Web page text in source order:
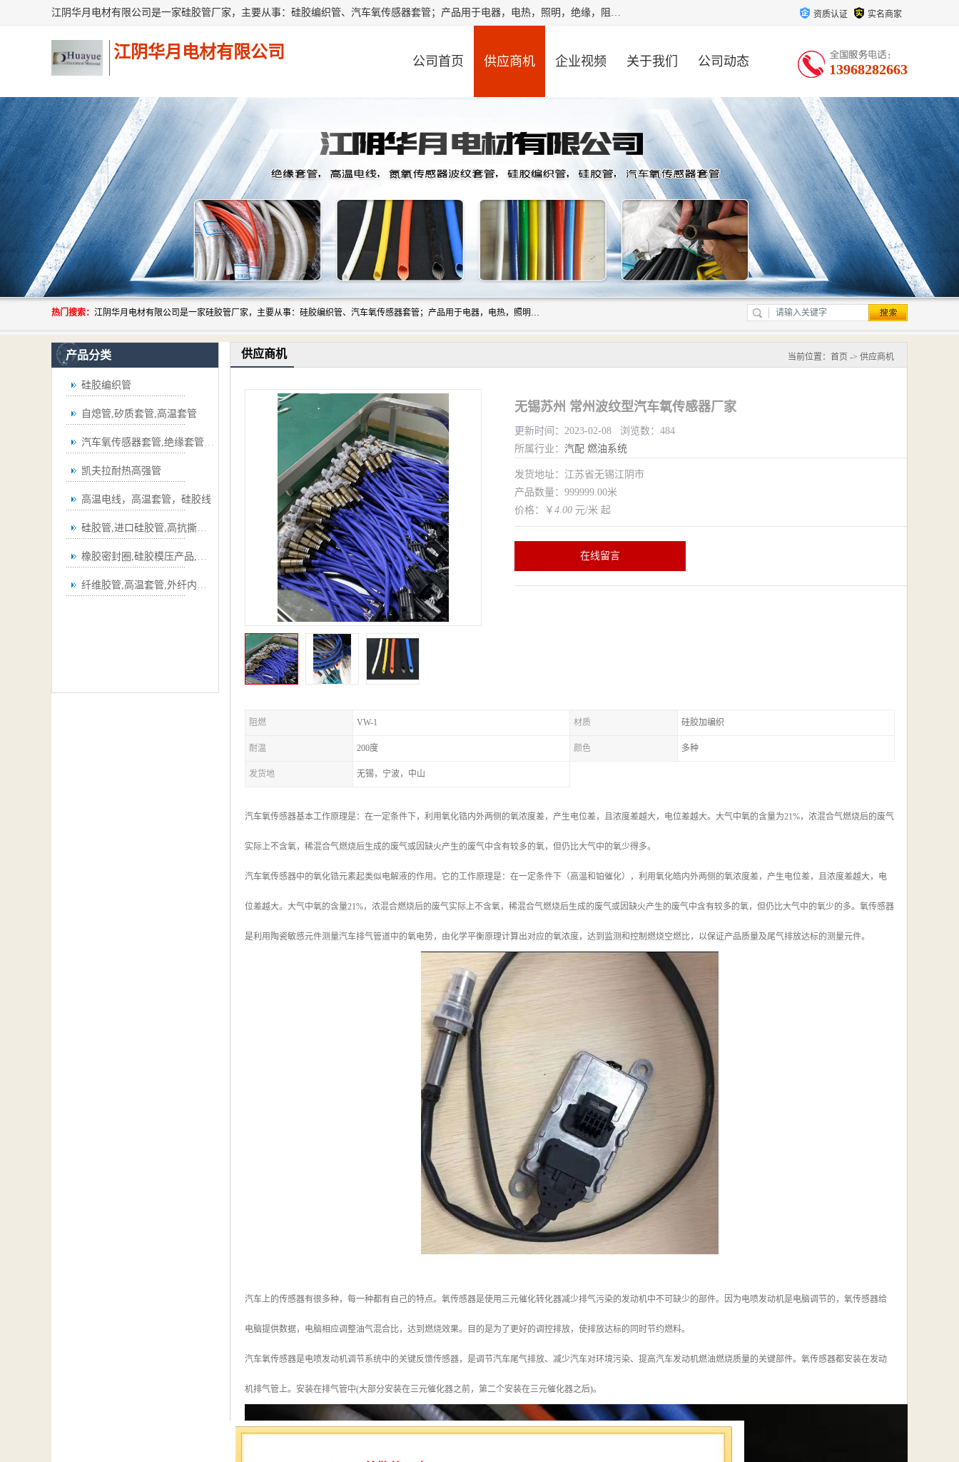
江阴华月电材有限公司是一家硅胶管厂家，主要从事：硅胶编织管、汽车氧传感器套管；产品用于电器，电热，照明，绝缘，阻燃，耐电压，耐热耐高温产品！其中汽车点火线套管，汽车氧传感器套管，波纹套管，平纹套管，外胶内纤套管，波纹橡胶管，多般用于汽车内束线，绝缘，耐高温阻燃，保护等作用。本公司秉承“顾客至上,锐意进取”的经营理念,原则为广大客户提供服务。欢迎广大客户惠顾！ 资质认证 实名商家
江阴华月电材有限公司 公司首页 供应商机 企业视频 关于我们 公司动态 13968282663
热门搜索： 江阴华月电材有限公司是一家硅胶管厂家，主要从事：硅胶编织管、汽车氧传感器套管；产品用于电器，电热，照明，绝缘，阻燃，耐电压，耐热耐高温产品！其中汽车点火线套管，汽车氧传感器套管，波纹套管，平纹套管，外胶内纤套管，波纹橡胶管，多般用于汽车内束线，绝缘，耐高温阻燃，保护等作用。本公司秉承“顾客至上,锐意进取”的经营理念,原则为广大客户提供服务。欢迎广大客户惠顾！
产品分类
硅胶编织管
自熄管,矽质套管,高温套管
汽车氧传感器套管,绝缘套管,波纹管
凯夫拉耐热高强管
高温电线，高温套管，硅胶线
硅胶管,进口硅胶管,高抗撕硅胶管
橡胶密封圈,硅胶模压产品,弯管
纤维胶管,高温套管,外纤内胶套管,
供应商机 当前位置： 首页 -> 供应商机
无锡苏州 常州波纹型汽车氧传感器厂家
更新时间：2023-02-08 浏览数：484
所属行业： 汽配 燃油系统
发货地址：江苏省无锡江阴市
产品数量：999999.00米
价格：￥ 4.00 元/米 起
在线留言
阻燃 VW-1 材质 硅胶加编织
耐温 200度 颜色 多种
发货地 无锡，宁波，中山
汽车氧传感器基本工作原理是：在一定条件下，利用氧化锆内外两侧的氧浓度差，产生电位差，且浓度差越大，电位差越大。大气中氧的含量为21%，浓混合气燃烧后的废气
实际上不含氧，稀混合气燃烧后生成的废气或因缺火产生的废气中含有较多的氧，但仍比大气中的氧少得多。
汽车氧传感器中的氧化锆元素起类似电解液的作用。它的工作原理是：在一定条件下（高温和铂催化），利用氧化皓内外两侧的氧浓度差，产生电位差，且浓度差越大，电
位差越大。大气中氧的含量21%，浓混合燃烧后的废气实际上不含氧，稀混合气燃烧后生成的废气或因缺火产生的废气中含有较多的氧，但仍比大气中的氧少的多。氧传感器
是利用陶瓷敏感元件测量汽车排气管道中的氧电势，由化学平衡原理计算出对应的氧浓度，达到监测和控制燃烧空燃比，以保证产品质量及尾气排放达标的测量元件。
汽车上的传感器有很多种，每一种都有自己的特点。氧传感器是使用三元催化转化器减少排气污染的发动机中不可缺少的部件。因为电喷发动机是电脑调节的，氧传感器给
电脑提供数据，电脑相应调整油气混合比，达到燃烧效果。目的是为了更好的调控排放，使排放达标的同时节约燃料。
汽车氧传感器是电喷发动机调节系统中的关键反馈传感器，是调节汽车尾气排放、减少汽车对环境污染、提高汽车发动机燃油燃烧质量的关键部件。氧传感器都安装在发动
机排气管上。安装在排气管中(大部分安装在三元催化器之前，第二个安装在三元催化器之后)。